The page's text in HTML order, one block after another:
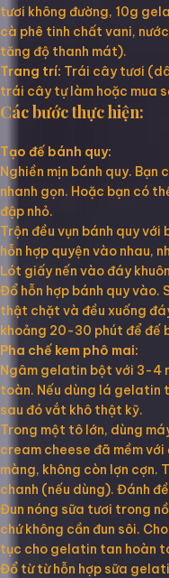
tươi không đường, 10g
cà phê tinh chất vani,
tăng độ thanh mát).
Trang trí: Trái cây tươi
trái cây tự làm hoặc mua
Các bước thực hiện:
Tạo đế bánh quy:
Nghiền mịn bánh quy. Bạn
nhanh gọn. Hoặc bạn có
đập nhỏ.
Trộn đều vụn bánh quy với
hỗn hợp quyện vào nhau,
Lót giấy nến vào đáy
Đổ hỗn hợp bánh quy vào.
thật chặt và đều xuống
khoảng 20-30 phút để đế
Pha chế kem phô mai:
Ngâm gelatin bột với 3-4
toàn. Nếu dùng lá gelatin
sau đó vắt khô thật kỹ.
Trong một tô lớn, dùng
cream cheese đã mềm với
màng, không còn lợn cợn.
chanh (nếu dùng). Đánh
Đun nóng sữa tươi trong
chứ không cần đun sôi.
tục cho gelatin tan hoàn
Đổ từ từ hỗn hợp sữa